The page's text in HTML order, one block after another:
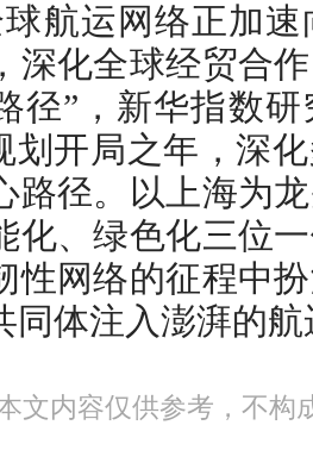
航运网络正加
深化全球经贸合
径”，新华指数
划开局之年，深
路径。以上海为
化、绿色化三位
性网络的征程中
同体注入澎湃的
文内容仅供参考，不构